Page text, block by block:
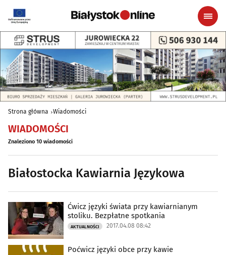
Strona główna Wiadomości
WIADOMOŚCI
Znaleziono 10 wiadomości
Białostocka Kawiarnia Językowa
Ćwicz języki świata przy kawiarnianym
stoliku. Bezpłatne spotkania
AKTUALNOŚCI 2017.04.08 08:42
Poćwicz języki obce przy kawie